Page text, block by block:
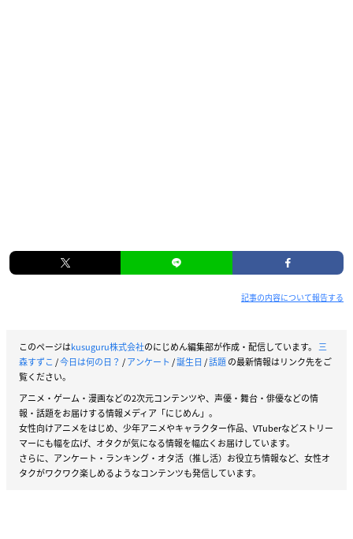
記事の内容について報告する
このページはkusuguru株式会社のにじめん編集部が作成・配信しています。 三
森すずこ /今日は何の日？ /アンケート /誕生日/話題の最新情報はリンク先をご
覧ください。
アニメ・ゲーム・漫画などの2次元コンテンツや、声優・舞台・俳優などの情
報・話題をお届けする情報メディア「にじめん」。
女性向けアニメをはじめ、少年アニメやキャラクター作品、VTuberなどストリー
マーにも幅を広げ、オタクが気になる情報を幅広くお届けしています。
さらに、アンケート・ランキング・オタ活（推し活）お役立ち情報など、女性オ
タクがワクワク楽しめるようなコンテンツも発信しています。